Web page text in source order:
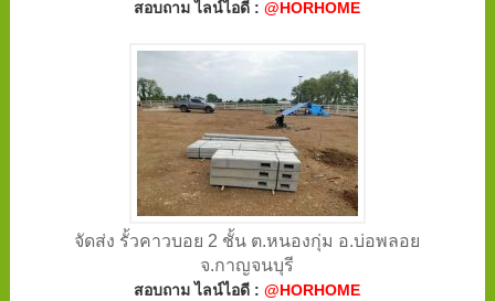
สอบถาม ไลน์ไอดี :@HORHOME
จัดส่ง รั้วคาวบอย 2 ชั้น ต.หนองกุ่ม อ.บ่อพลอย
จ.กาญจนบุรี
สอบถาม ไลน์ไอดี :@HORHOME